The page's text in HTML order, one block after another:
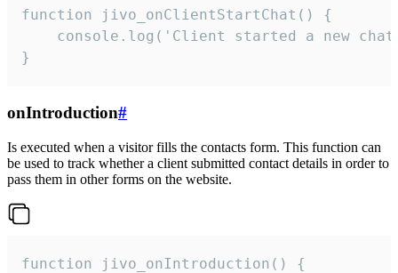
function jivo_onClientStartChat() {
console.log('Client started a new
}
onIntroduction#
Is executed when a visitor fills the contacts form. This function can
be used to track whether a client submitted contact details in order to
pass them in other forms on the website.
function jivo_onIntroduction() {